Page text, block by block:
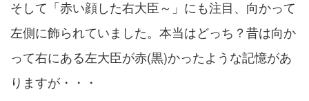
そして「赤い顔した右大臣～」にも注目、向かって
左側に飾られていました。本当はどっち？昔は向か
って右にある左大臣が赤(黒)かったような記憶があ
りますが・・・